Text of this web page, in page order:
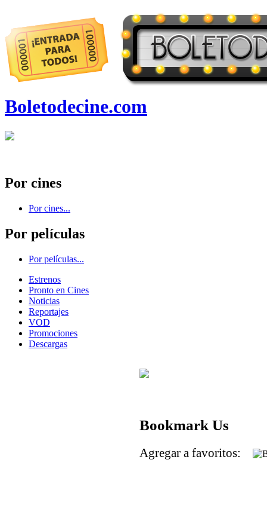
Boletodecine.com
Por cines
Por cines...
Por películas
Por películas...
Estrenos
Pronto en Cines
Noticias
Reportajes
VOD
Promociones
Descargas
Bookmark Us
Agregar a favoritos: